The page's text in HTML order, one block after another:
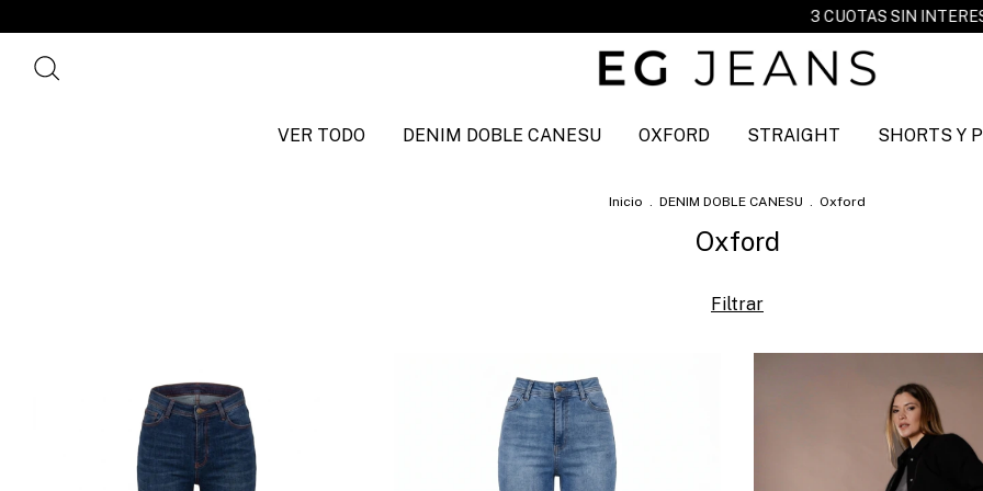
ENVIO GRATIS A
VER TODO DENIM DOBLE CANESU OXFORD STRAIGHT SHORTS Y
Inicio DENIM DOBLE CANESU Oxford
Oxford
Filtrar